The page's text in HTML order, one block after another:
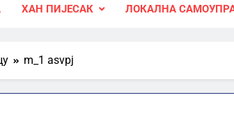
ХАН ПИЈЕСАК ЛОКАЛНА
m_1 asvpj